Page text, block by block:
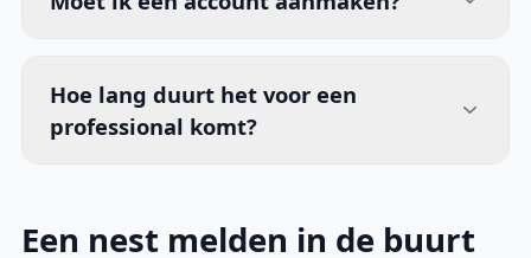
Hoe lang duurt het voor een
professional komt?
Een nest melden in de buurt